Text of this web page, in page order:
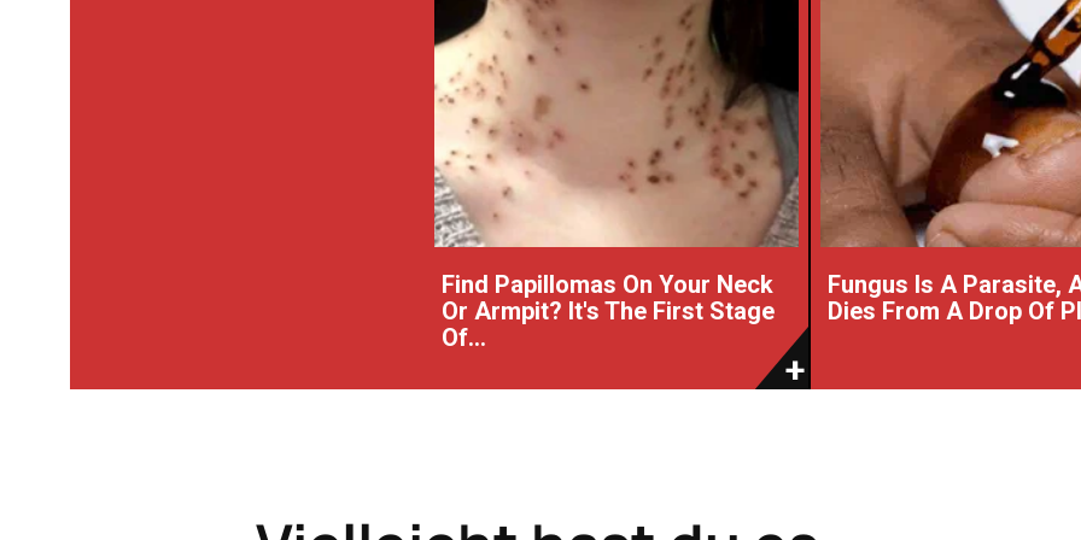
Find Papillomas On Your Neck
Or Armpit? It's The First Stage
Of...
Fungus Is A Parasite,
Dies From A Drop Of